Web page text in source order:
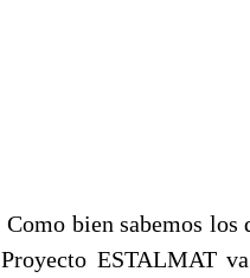
Como bien sabemos los
Proyecto ESTALMAT